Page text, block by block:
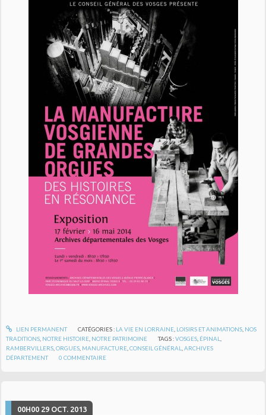
LIEN PERMANENT CATÉGORIES : LA VIE EN LORRAINE, LOISIRS ET ANIMATIONS, NOS
TRADITIONS NOTRE HISTOIRE NOTRE PATRIMOINE TAGS :VOSGES ÉPINAL
RAMBERVILLERS ,ORGUES MANUFACTURE ,CONSEIL GÉNÉRAL ,ARCHIVES
DÉPARTEMENT
0 COMMENTAIRE
00H00 29 OCT. 2013